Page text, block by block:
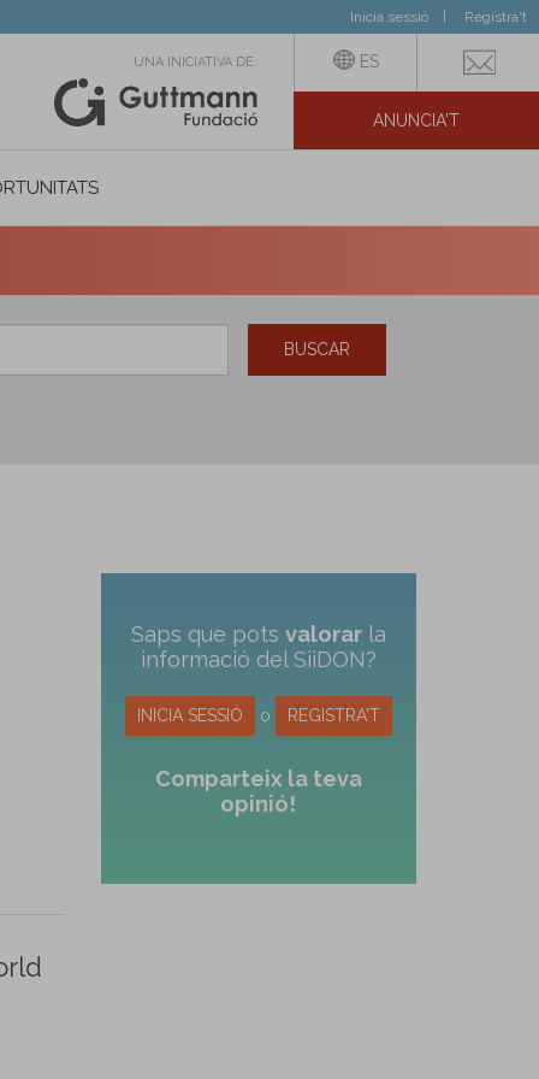
Inicia sessió Registra't
UNA INICIATIVA DE: ES
ANUNCIA'T
BUSCAR
Saps que pots valorarla
informació del SiiDON?
INICIA SESSIÓ o REGISTRA'T
Comparteix la teva
opinió!